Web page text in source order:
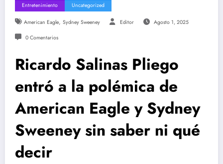
Entretenimiento Uncategorized
American Eagle, Sydney Sweeney Editor Agosto 1, 2025
0 Comentarios
Ricardo Salinas Pliego
entró a la polémica de
American Eagle y Sydney
Sweeney sin saber ni qué
decir